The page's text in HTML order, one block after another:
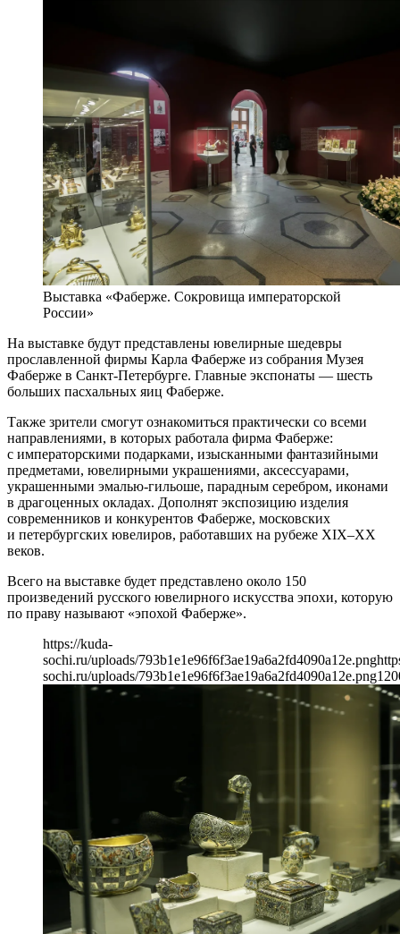
Выставка «Фаберже. Сокровища императорской
России»
На выставке будут представлены ювелирные шедевры
прославленной фирмы Карла Фаберже из собрания Музея
Фаберже в Санкт-Петербурге. Главные экспонаты — шесть
больших пасхальных яиц Фаберже.
Также зрители смогут ознакомиться практически со всеми
направлениями, в которых работала фирма Фаберже:
с императорскими подарками, изысканными фантазийными
предметами, ювелирными украшениями, аксессуарами,
украшенными эмалью-гильоше, парадным серебром, иконами
в драгоценных окладах. Дополнят экспозицию изделия
современников и конкурентов Фаберже, московских
и петербургских ювелиров, работавших на рубеже XIX–XX
веков.
Всего на выставке будет представлено около 150
произведений русского ювелирного искусства эпохи, которую
по праву называют «эпохой Фаберже».
https://kuda-
sochi.ru/uploads/793b1e1e96f6f3ae19a6a2fd4090a12e.png
sochi.ru/uploads/793b1e1e96f6f3ae19a6a2fd4090a12e.png